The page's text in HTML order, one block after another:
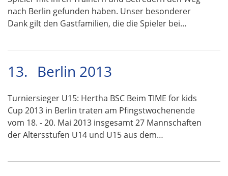
nach Berlin gefunden haben. Unser besonderer
Dank gilt den Gastfamilien, die die Spieler bei…
13. Berlin 2013
Turniersieger U15: Hertha BSC Beim TIME for kids
Cup 2013 in Berlin traten am Pfingstwochenende
vom 18. - 20. Mai 2013 insgesamt 27 Mannschaften
der Altersstufen U14 und U15 aus dem…